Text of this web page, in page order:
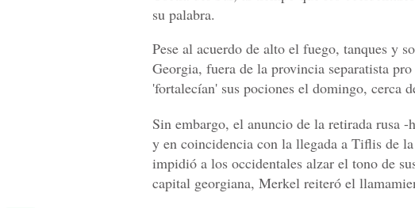
su palabra.
Pese al acuerdo de alto el fuego, tanques y
Georgia, fuera de la provincia separatista
'fortalecían' sus pociones el domingo, cerca
Sin embargo, el anuncio de la retirada rusa
y en coincidencia con la llegada a Tiflis de
impidió a los occidentales alzar el tono de
capital georgiana, Merkel reiteró el